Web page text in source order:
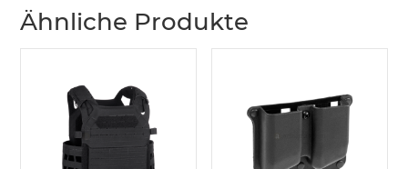
Ähnliche Produkte